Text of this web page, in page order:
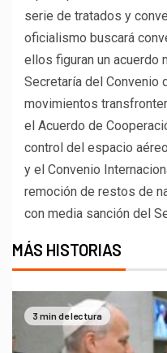
serie de tratados y
oficialismo buscará
ellos figuran un acuerdo
Secretaría del Convenio
movimientos
el Acuerdo de
control del espacio
y el Convenio
remoción de restos de
con media sanción del
MÁS HISTORIAS
3 min de lectura